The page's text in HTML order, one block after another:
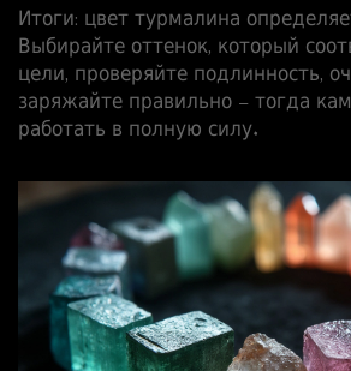
Итоги: цвет турмалина
Выбирайте оттенок, который
цели, проверяйте подлинность,
заряжайте правильно – тогда
работать в полную силу.